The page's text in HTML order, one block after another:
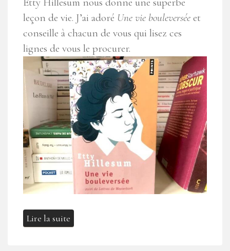
leçon de vie. J’ai adoré Une vie bouleversée et
conseille à chacun de vous qui lisez ces
lignes de vous le procurer.
Lire la suite